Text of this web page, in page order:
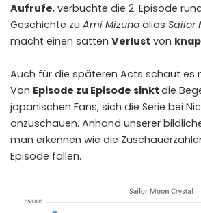
Aufrufe, verbuchte die 2. Episode
Geschichte zu Ami Mizuno alias Sailor
macht einen satten Verlust von
Auch für die späteren Acts schaut es
Von Episode zu Episode sinkt die
japanischen Fans, sich die Serie bei
anzuschauen. Anhand unserer
man erkennen wie die
Episode fallen.